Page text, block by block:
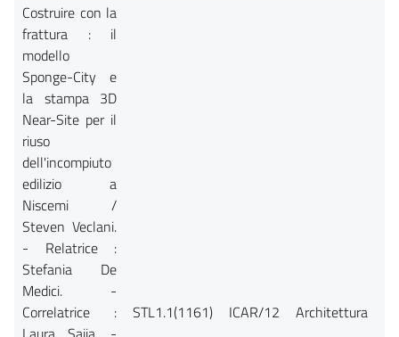
Costruire con la
frattura : il
modello
Sponge-City e
la stampa 3D
Near-Site per il
riuso
dell'incompiuto
edilizio a
Niscemi /
Steven Veclani.
- Relatrice :
Stefania De
Medici. -
Correlatrice :
STL1.1(1161) ICAR/12 Architettura